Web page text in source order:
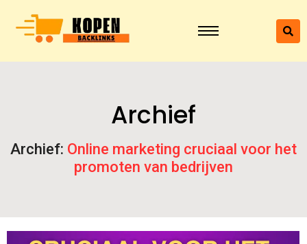
Archief
Archief: Online marketing cruciaal voor het
promoten van bedrijven